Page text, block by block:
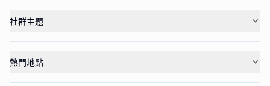
社群主題
熱門地點